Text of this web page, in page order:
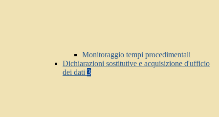
Monitoraggio tempi procedimentali
Dichiarazioni sostitutive e acquisizione d'ufficio
dei dati 3